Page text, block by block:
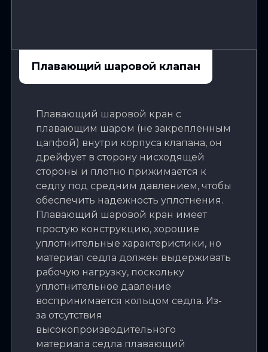
Плавающий шаровой клапан
Плавающий шаровой кран с
плавающим шаром (не закрепленным
цапфой) внутри корпуса клапана, он
дрейфует в сторону нисходящей
стороны и плотно прижимается к
седлу под средним давлением, чтобы
обеспечить надежность уплотнения.
Плавающий шаровой кран имеет
простую конструкцию, хорошие
уплотнительные характеристики, но
материал седла должен выдерживать
рабочую нагрузку, поскольку
уплотнительное давление
воспринимается кольцом седла. Из-
за отсутствия
высокопроизводительного
материала седла плавающий